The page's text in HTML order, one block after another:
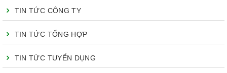
TIN TỨC CÔNG TY
TIN TỨC TỔNG HỢP
TIN TỨC TUYỂN DỤNG